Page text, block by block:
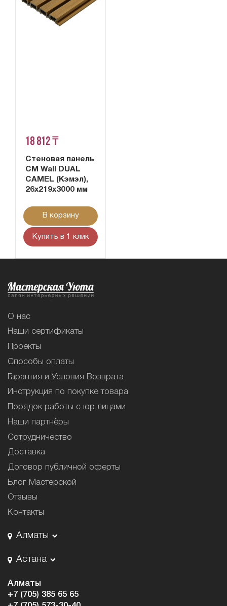
18 812 ₸
Стеновая панель
CM Wall DUAL
CAMEL (Кэмэл),
26x219x3000 мм
В корзину
Купить в 1 клик
О нас
Наши сертификаты
Проекты
Способы оплаты
Гарантия и Условия Возврата
Инструкция по покупке товара
Порядок работы с юр.лицами
Наши партнёры
Сотрудничество
Доставка
Договор публичной оферты
Блог Мастерской
Отзывы
Контакты
Алматы
Астана
Алматы
+7 (705) 385 65 65